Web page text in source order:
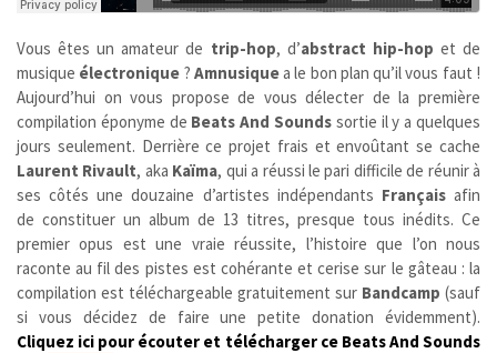
Vous êtes un amateur de trip-hop, d’abstract hip-hop et de
musique électronique ? Amnusiquea le bon plan qu’il vous faut !
Aujourd’hui on vous propose de vous délecter de la première
compilation éponyme de Beats And Sounds sortie il y a quelques
jours seulement. Derrière ce projet frais et envoûtant se cache
Laurent Rivault, aka Kaïma, qui a réussi le pari difficile de réunir à
ses côtés une douzaine d’artistes indépendants Françaisafin
de constituer un album de 13 titres, presque tous inédits. Ce
premier opus est une vraie réussite, l’histoire que l’on nous
raconte au fil des pistes est cohérante et cerise sur le gâteau : la
compilation est téléchargeable gratuitement sur Bandcamp (sauf
si vous décidez de faire une petite donation évidemment).
Cliquez ici pour écouter et télécharger ce Beats And Sounds